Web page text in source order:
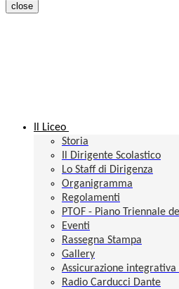
close
Il Liceo
Storia
Il Dirigente Scolastico
Lo Staff di Dirigenza
Organigramma
Regolamenti
PTOF - Piano Triennale
Eventi
Rassegna Stampa
Gallery
Assicurazione
Radio Carducci Dante